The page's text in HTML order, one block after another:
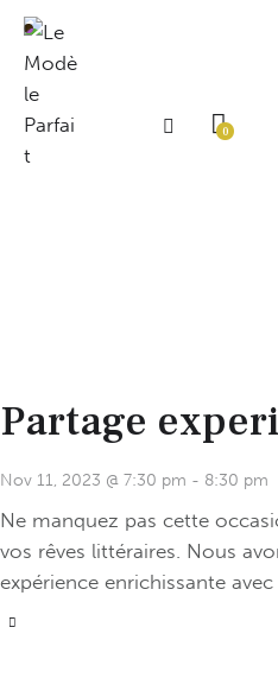
0
Partage
Nov 11, 2023 @ 7:30 pm - 8:30 pm
Ne manquez pas cette
vos rêves littéraires. Nous
expérience enrichissante avec